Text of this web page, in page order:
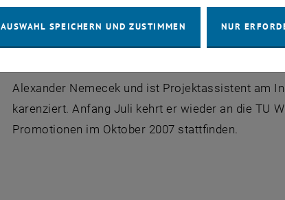
(Forschungsauftrag im Drittmittelbereich) und
hauptverantwortlich war zur Verfügung gestellt.
(Auslandsaufenthalte, Kongressteilnahmen,
Alexander Nemecek und ist Projektassistent am
karenziert. Anfang Juli kehrt er wieder an die TU
Promotionen im Oktober 2007 stattfinden.
AUSWAHL SPEICHERN UND ZUSTIMMEN NUR